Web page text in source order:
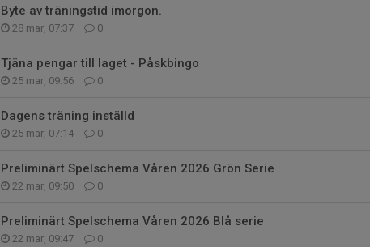
Byte av träningstid imorgon.
28 mar, 07:37 0
Tjäna pengar till laget - Påskbingo
25 mar, 09:56 0
Dagens träning inställd
25 mar, 07:14 0
Preliminärt Spelschema Våren 2026 Grön Serie
22 mar, 09:50 0
Preliminärt Spelschema Våren 2026 Blå serie
22 mar, 09:47 0